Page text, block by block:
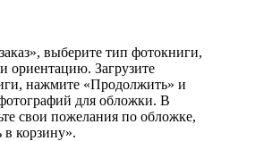
выберите тип фотокниги,
ориентацию. Загрузите
нажмите «Продолжить» и
для обложки. В
свои пожелания по обложке,
корзину».